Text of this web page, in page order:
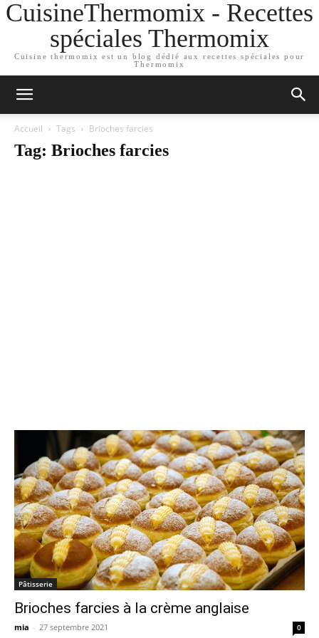
CuisineThermomix - Recettes
spéciales Thermomix
Cuisine thermomix est un blog dédié aux recettes spéciales pour
Thermomix
Accueil Tags Brioches farcies
Tag: Brioches farcies
Pâtisserie
Brioches farcies à la crème anglaise
mia - 27 septembre 2021 0